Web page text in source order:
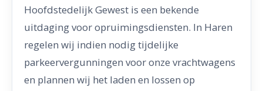
Hoofdstedelijk Gewest is een bekende
uitdaging voor opruimingsdiensten. In Haren
regelen wij indien nodig tijdelijke
parkeervergunningen voor onze vrachtwagens
en plannen wij het laden en lossen op